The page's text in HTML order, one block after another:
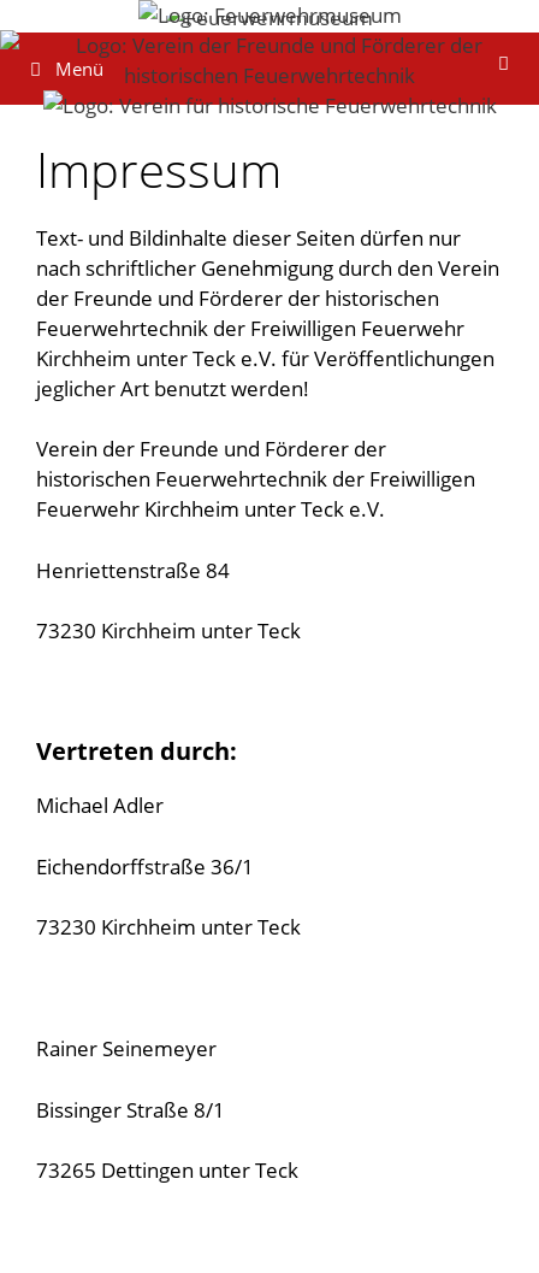
Inhalt
springenMenü
Impressum
Text- und Bildinhalte dieser Seiten dürfen nur
nach schriftlicher Genehmigung durch den Verein
der Freunde und Förderer der historischen
Feuerwehrtechnik der Freiwilligen Feuerwehr
Kirchheim unter Teck e.V. für Veröffentlichungen
jeglicher Art benutzt werden!
Verein der Freunde und Förderer der
historischen Feuerwehrtechnik der Freiwilligen
Feuerwehr Kirchheim unter Teck e.V.
Henriettenstraße 84
73230 Kirchheim unter Teck
Vertreten durch:
Michael Adler
Eichendorffstraße 36/1
73230 Kirchheim unter Teck
Rainer Seinemeyer
Bissinger Straße 8/1
73265 Dettingen unter Teck